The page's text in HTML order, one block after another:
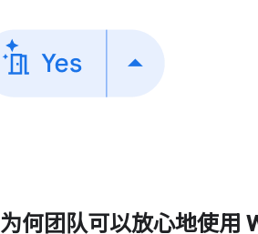
为何团队可以放心地使用